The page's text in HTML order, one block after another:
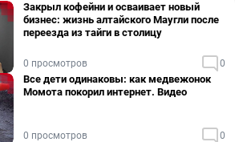
Закрыл кофейни и осваивает новый
бизнес: жизнь алтайского Маугли после
переезда из тайги в столицу
0 просмотров 0
Все дети одинаковы: как медвежонок
Момота покорил интернет. Видео
0 просмотров 0